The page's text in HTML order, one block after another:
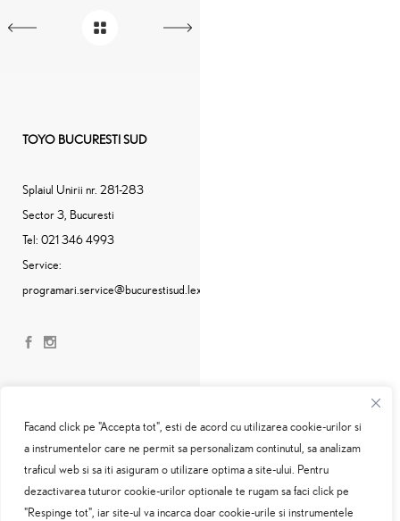
Facand click pe "Accepta tot", esti de acord cu utilizarea cookie-urilor si
a instrumentelor care ne permit sa personalizam continutul, sa analizam
traficul web si sa iti asiguram o utilizare optima a site-ului. Pentru
dezactivarea tuturor cookie-urilor optionale te rugam sa faci click pe
"Respinge tot", iar site-ul va incarca doar cookie-urile si instrumentele
TOYO BUCURESTI SUD
Splaiul Unirii nr. 281-283
Sector 3, Bucuresti
Tel: 021 346 4993
Service:
programari.service@bucurestisud.lexus.ro
Oferte service